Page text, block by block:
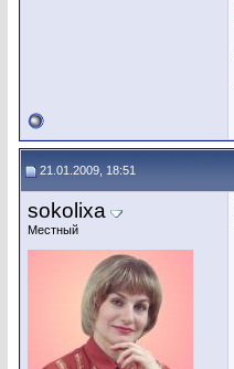
21.01.2009, 18:51
sokolixa
Местный